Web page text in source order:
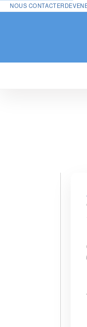
NOUS CONTACTER